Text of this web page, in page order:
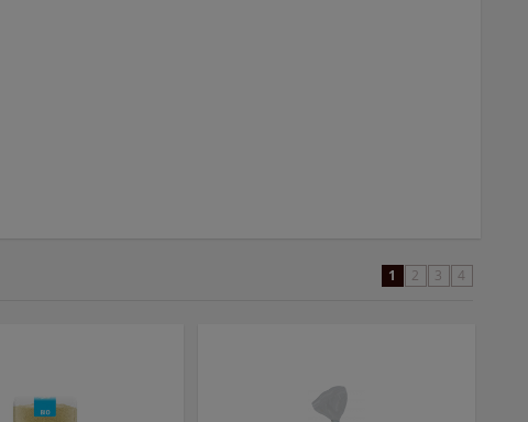
1 2 3 4